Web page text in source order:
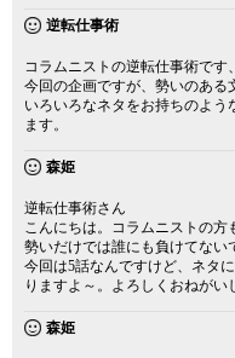
逆転仕事術
コラムニストの逆転仕事術です
今回の企画ですが、勢いのある
いろいろなネタをお持ちのよ
ます。
森姫
逆転仕事術さん
こんにちは。コラムニストの
勢いだけでは誰にも負けてない
今回は5話なんですけど、ネタ
りますよ～。よろしくおねがい
森姫